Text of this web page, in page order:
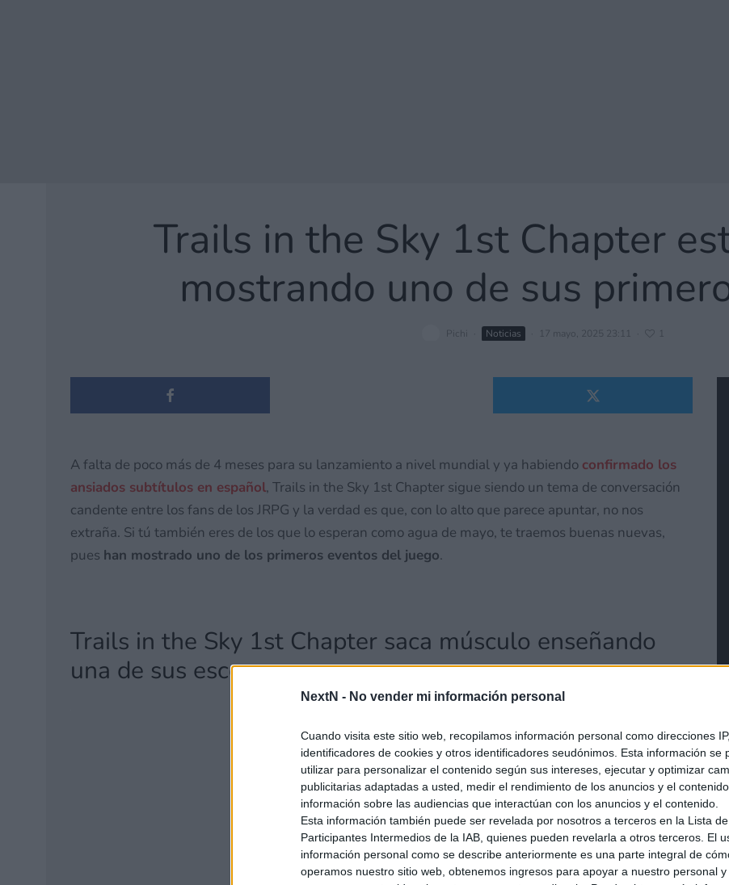
NextN - No vender mi información personal
Cuando visita este sitio web, recopilamos información personal como direcciones IP,
identificadores de cookies y otros identificadores seudónimos. Esta información se
utilizar para personalizar el contenido según sus intereses, ejecutar y optimizar
publicitarias adaptadas a usted, medir el rendimiento de los anuncios y el
información sobre las audiencias que interactúan con los anuncios y el contenido.
Esta información también puede ser revelada por nosotros a terceros en la Lista de
Participantes Intermedios de la IAB, quienes pueden revelarla a otros terceros. El
información personal como se describe anteriormente es una parte integral de
operamos nuestro sitio web, obtenemos ingresos para apoyar a nuestro personal y
Trails in the Sky 1st Chapter
mostrando uno de sus
Pichi Noticias 17 mayo, 2025 23:11 1
A falta de poco más de 4 meses para su lanzamiento a nivel mundial y ya habiendo confirmado los
ansiados subtítulos en español, Trails in the Sky 1st Chapter sigue siendo un tema de conversación
candente entre los fans de los JRPG y la verdad es que, con lo alto que parece apuntar, no nos
extraña. Si tú también eres de los que lo esperan como agua de mayo, te traemos buenas nuevas,
pues han mostrado uno de los primeros eventos del juego.
Trails in the Sky 1st Chapter saca músculo enseñando
una de sus escenas